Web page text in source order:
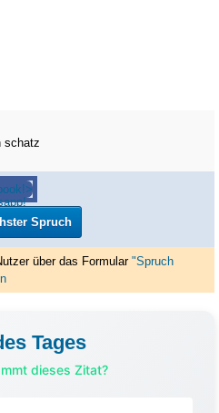
schatz
Spruch
über das Formular "Spruch
Tages
dieses Zitat?